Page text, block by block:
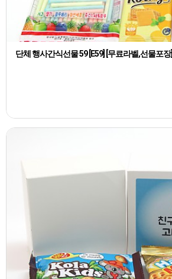
단체 행사간식선물 59 [E59] [무료라벨,선물포장]